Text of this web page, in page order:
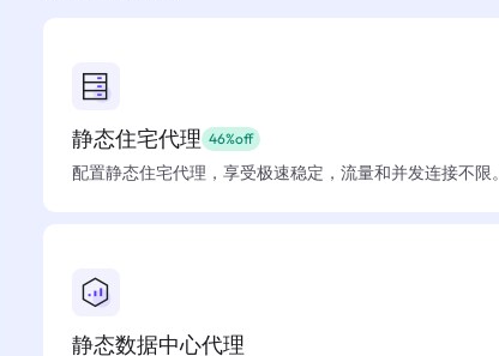
静态住宅代理 46%off
配置静态住宅代理，享受极速稳定，流量和并发连接不限。
静态数据中心代理